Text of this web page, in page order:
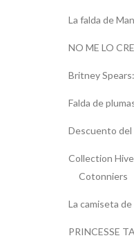
La falda de
NO ME LO
Britney
Falda de
Descuento del
Collection
Cotonniers
La camiseta
PRINCESSE